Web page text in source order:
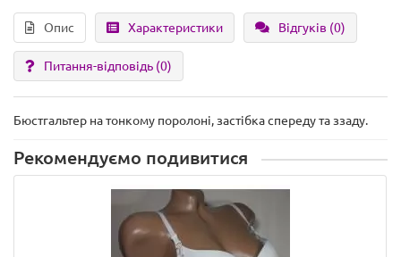
Опис Характеристики Відгуків (0)
Питання-відповідь (0)
Бюстгальтер на тонкому поролоні, застібка спереду та ззаду.
Рекомендуємо подивитися